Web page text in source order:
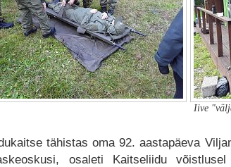
Iive
tähistas oma 92. aastapäeva
osaleti Kaitseliidu